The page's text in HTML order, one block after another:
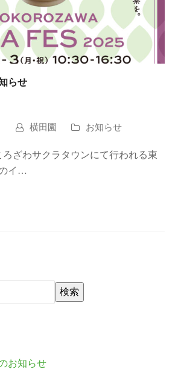
らせ
横田園 お知らせ
ろざわサクラタウンにて行われる東
イ…
検索
お知らせ